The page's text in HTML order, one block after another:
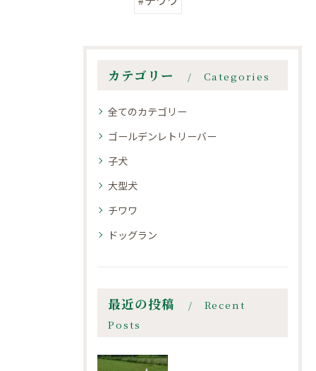
カテゴリー Categories
全てのカテゴリー
ゴールデンレトリーバー
子犬
大型犬
チワワ
ドッグラン
最近の投稿
Recent
Posts